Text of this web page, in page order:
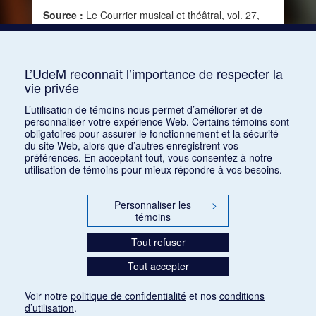
Source : Le Courrier musical et théâtral, vol. 27,
no 18 (1er novembre 1925)
L’UdeM reconnaît l’importance de respecter la
vie privée
L’utilisation de témoins nous permet d’améliorer et de
personnaliser votre expérience Web. Certains témoins sont
obligatoires pour assurer le fonctionnement et la sécurité
du site Web, alors que d’autres enregistrent vos
préférences. En acceptant tout, vous consentez à notre
utilisation de témoins pour mieux répondre à vos besoins.
Personnaliser les
témoins
>
Tout refuser
Tout accepter
Voir notre politique de confidentialité et nos conditions
d’utilisation.